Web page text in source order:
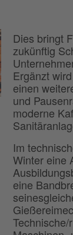
Dies bringt
zukünftig
Ergänzt
einen
und
moderne
Im
Winter eine
eine